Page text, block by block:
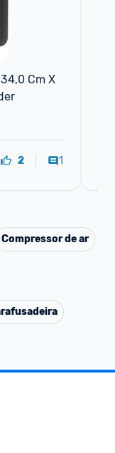
Cm X
2 1
Compressor de ar